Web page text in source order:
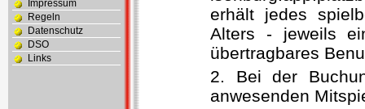
Impressum
Regeln
Datenschutz
DSO
Links
erhält jedes
Alters - jeweils
übertragbares
2. Bei der
anwesenden